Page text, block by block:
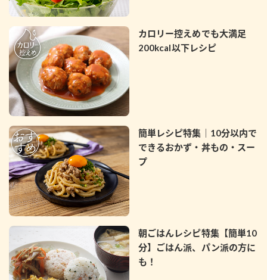
カロリー控えめでも大満足
200kcal以下レシピ
簡単レシピ特集｜10分以内で
できるおかず・丼もの・スー
プ
朝ごはんレシピ特集【簡単10
分】ごはん派、パン派の方に
も！